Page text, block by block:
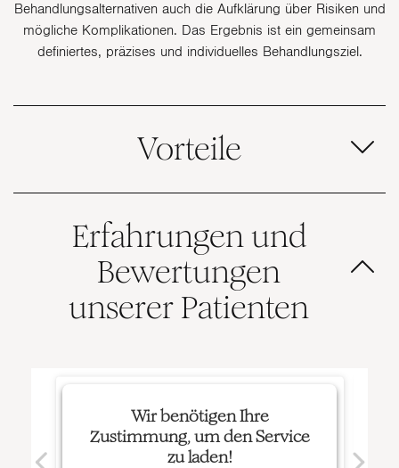
Behandlungsalternativen auch die Aufklärung über Risiken und
mögliche Komplikationen. Das Ergebnis ist ein gemeinsam
definiertes, präzises und individuelles Behandlungsziel.
Vorteile
Erfahrungen und
Bewertungen
unserer Patienten
Wir benötigen Ihre
Zustimmung, um den Service
zu laden!